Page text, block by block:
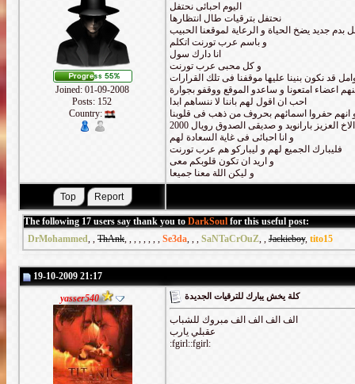
Joined: 01-09-2008
Posts: 152
Country:
اليوم احبائى نحتفل
نحتفل بترقيات طال انتظارها
بدم جديد يضخ الحياة و الرعاية لموقعنا الحبيب
و باسم عرب تورنت اتكلم
انا دارك سول
و كل محبى عرب تورنت
قد نكون بنينا عليها موقفنا فى تلك القرارات
اعضاء امتعونا و ساعدو الموقع ووقفو بجوارة
احب ان اقول لهم باننا لا ننساهم ابدا
انهم حفروا اسمائهم بحروف من ذهب فى قلوبنا
بارانويد و صديقى الصدوق رويال 2000
و انا احبائى فى غاية السعادة لهم
فليبارك الجميع لهم و ليباركو هم عرب تورنت
و اريد ان تكون قلوبكم معى
و ليكن اللة معنا جميعا
The following 17 users say thank you to DarkSoul for this useful post:
DrMohammed, , ThAnk, , , , , , , , Se3da, , , SaNTaCrOuZ, , Jackieboy, tito15
19-10-2009 21:17
yasser540
كلة يخش يبارك للترقيات الجديدة
الف الف الف الف مبروك للشباب
عقبلي يارب
:fgirl::fgirl: